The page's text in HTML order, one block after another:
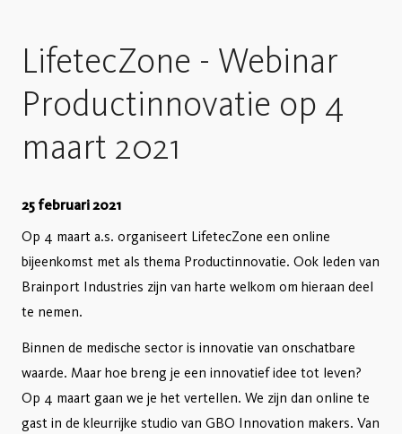
LifetecZone - Webinar
Productinnovatie op 4
maart 2021
25 februari 2021
Op 4 maart a.s. organiseert LifetecZone een online
bijeenkomst met als thema Productinnovatie. Ook leden van
Brainport Industries zijn van harte welkom om hieraan deel
te nemen.
Binnen de medische sector is innovatie van onschatbare
waarde. Maar hoe breng je een innovatief idee tot leven?
Op 4 maart gaan we je het vertellen. We zijn dan online te
gast in de kleurrijke studio van GBO Innovation makers. Van